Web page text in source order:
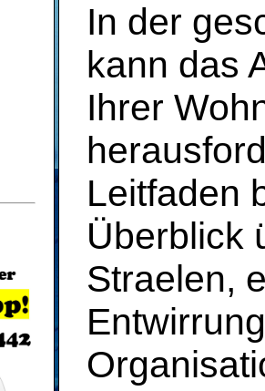
In der
kann das
Ihrer
Leitfaden
Überblick
Straelen,